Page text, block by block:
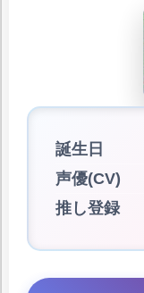
誕生日
声優(CV)
推し登録